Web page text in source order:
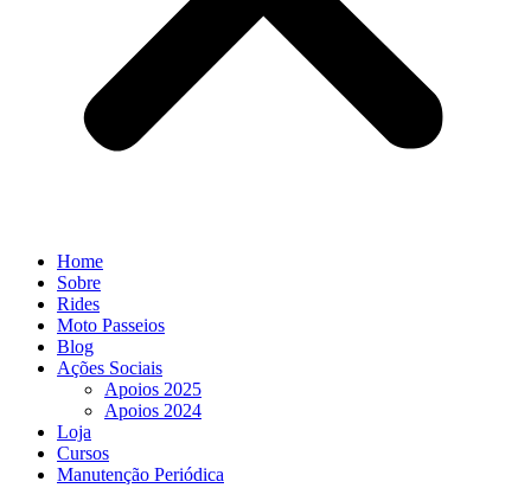
Home
Sobre
Rides
Moto Passeios
Blog
Ações Sociais
Apoios 2025
Apoios 2024
Loja
Cursos
Manutenção Periódica